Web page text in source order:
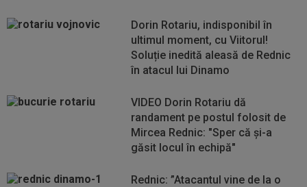
Dorin Rotariu, indisponibil în
ultimul moment, cu Viitorul!
Soluție inedită aleasă de Rednic
în atacul lui Dinamo
VIDEO Dorin Rotariu dă
randament pe postul folosit de
Mircea Rednic: "Sper că şi-a
găsit locul în echipă"
Rednic: ”Atacantul vine de la o